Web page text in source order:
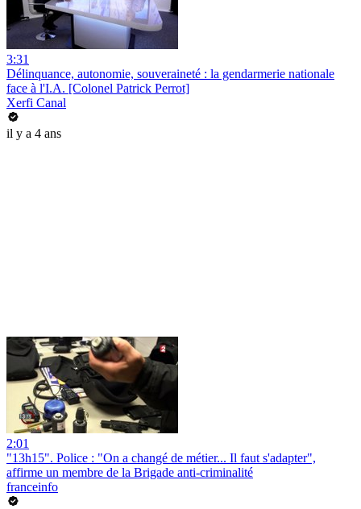
3:31
Délinquance, autonomie, souveraineté : la gendarmerie nationale
face à l'I.A. [Colonel Patrick Perrot]
Xerfi Canal
il y a 4 ans
2:01
"13h15". Police : "On a changé de métier... Il faut s'adapter",
affirme un membre de la Brigade anti-criminalité
franceinfo